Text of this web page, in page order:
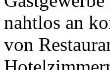
nahtlos an
von